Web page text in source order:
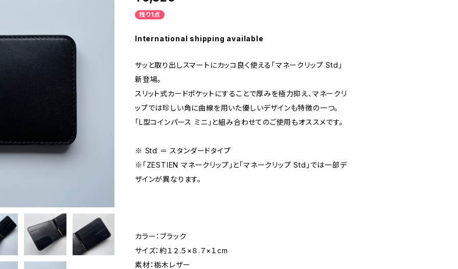
残り1点
International shipping available
サッと取り出しスマートにカッコ良く使える「マネークリップ Std」
新登場。
スリット式カードポケットにすることで厚みを極力抑え、マネークリ
ップでは珍しい角に曲線を用いた優しいデザインも特徴の一つ。
「L型コインパース ミニ」と組み合わせてのご使用もオススメです。
※ Std ＝ スタンダードタイプ
※「ZESTIEN マネークリップ」と「マネークリップ Std」では一部デ
ザインが異なります。
カラー：ブラック
サイズ：約１２.５×８.７×１cm
素材：栃木レザー